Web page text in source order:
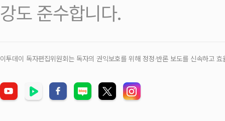
강도 준수합니다.
이투데이 독자편집위원회는 독자의 권익보호를 위해 정정‧반론 보도를 신속하고